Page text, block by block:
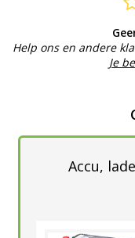
Help ons en andere
Je
Accu,